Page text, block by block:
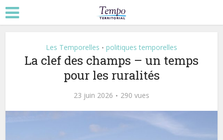
Les Temporelles • politiques temporelles
La clef des champs – un temps
pour les ruralités
23 juin 2026 290 vues